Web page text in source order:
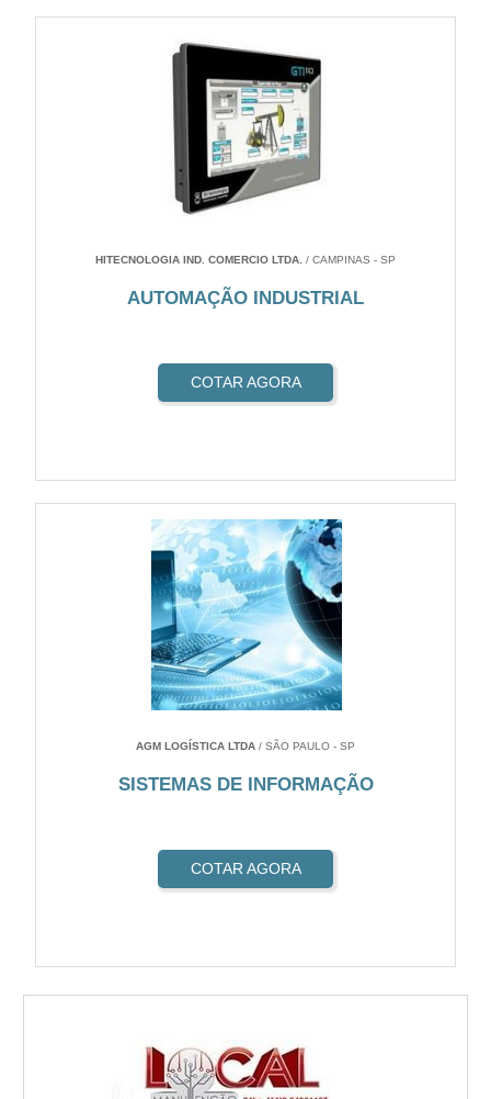
HITECNOLOGIA IND. COMERCIO LTDA. / CAMPINAS - SP
AUTOMAÇÃO INDUSTRIAL
COTAR AGORA
AGM LOGÍSTICA LTDA / SÃO PAULO - SP
SISTEMAS DE INFORMAÇÃO
COTAR AGORA